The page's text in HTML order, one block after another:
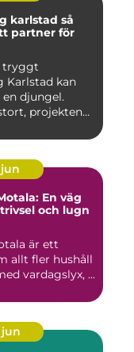
så
partner för
tryggt
Karlstad kan
en djungel.
projekten
jun
En väg
och lugn
är ett
allt fler hushåll
vardagslyx, ...
jun